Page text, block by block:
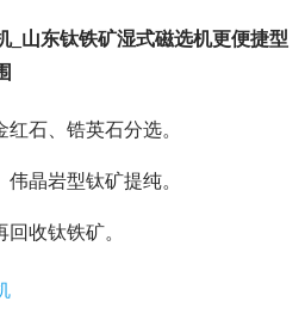
_山东钛铁矿湿式磁选机更便捷型
石、锆英石分选。
晶岩型钛矿提纯。
收钛铁矿。